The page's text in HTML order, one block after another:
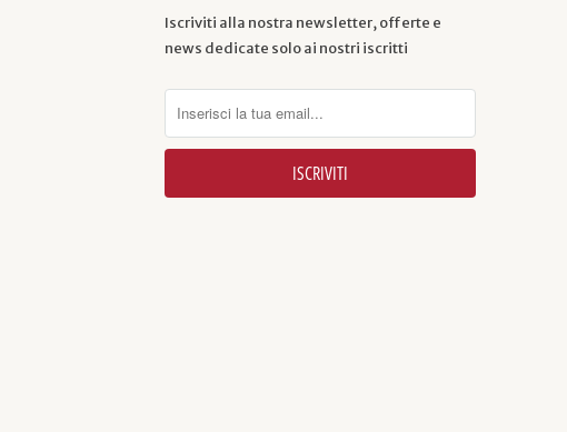
Iscriviti alla nostra newsletter, offerte e
news dedicate solo ai nostri iscritti